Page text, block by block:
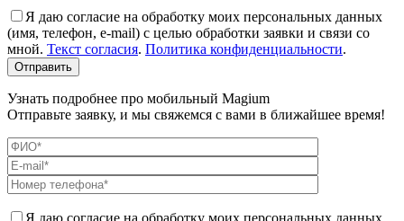
Я даю согласие на обработку моих персональных данных
(имя, телефон, e-mail) с целью обработки заявки и связи со
мной. Текст согласия. Политика конфиденциальности.
Узнать подробнее про мобильный Magium
Отправьте заявку, и мы свяжемся с вами в ближайшее время!
Я даю согласие на обработку моих персональных данных